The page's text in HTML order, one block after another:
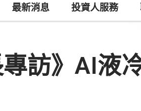
最新消息 投資人服務
訪》AI液